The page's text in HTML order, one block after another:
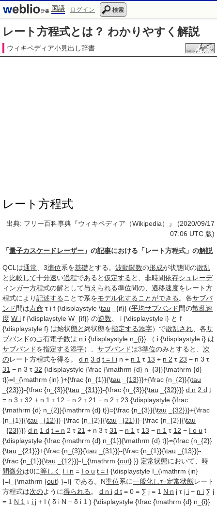
国語 ログイン 検索
レート方程式とは？ わかりやすく解説
ウィキペディア小見出し辞書
レート方程式
出典: フリー百科事典『ウィキペディア（Wikipedia）』 (2020/09/17
07:06 UTC 版)
「量子カスケードレーザー 」の記事における「レート方程式」の解説
QCLは通常 、3準位系を基礎とする。 波動関数の形成が状態間の散乱
と 比較して十分速い過程であると仮定する と、 非時間依存シュレーデ
ィンガー方程式の解として与えられる準位間の、 遷移速度をレート方
程式により記述する ことで系をモデル化することができる 。各サブバ
ンド 間は寿命 τ i f {\displaystyle \tau _{if}} (平均サブバンド 間の散乱速
度 W i f {\displaystyle W_{if}} の逆数 、 i {\displaystyle i} と f
{\displaystyle f} は始状態と終状態を指定する添字）で散乱され 、各サ
ブバンドの占有電子数は n i {\displaystyle n_{i}} （ i {\displaystyle i} は
サブバンドを指定する添字）、 サブバンドは3準位のみとすると、 次
のレート方程式を得る。 d n 3 d t = I i n + n 1 τ 13 + n 2 τ 23 − n 3 τ
31 − n 3 τ 32 {\displaystyle {\frac {\mathrm {d} n_{3}}{\mathrm {d}
t}}=I_{\mathrm {in} }+{\frac {n_{1}}{\tau _{13}}}+{\frac {n_{2}}{\tau
_{23}}}-{\frac {n_{3}}{\tau _{31}}}-{\frac {n_{3}}{\tau _{32}}}} d n 2 d t
= n 3 τ 32 + n 1 τ 12 − n 2 τ 21 − n 2 τ 23 {\displaystyle {\frac
{\mathrm {d} n_{2}}{\mathrm {d} t}}={\frac {n_{3}}{\tau _{32}}}+{\frac
{n_{1}}{\tau _{12}}}-{\frac {n_{2}}{\tau _{21}}}-{\frac {n_{2}}{\tau
_{23}}}} d n 1 d t = n 2 τ 21 + n 3 τ 31 − n 1 τ 13 − n 1 τ 12 − I o u t
{\displaystyle {\frac {\mathrm {d} n_{1}}{\mathrm {d} t}}={\frac {n_{2}}
{\tau _{21}}}+{\frac {n_{3}}{\tau _{31}}}-{\frac {n_{1}}{\tau _{13}}}-
{\frac {n_{1}}{\tau _{12}}}-I_{\mathrm {out} }} 定常状態において、 時
間微分は0に等しく I i n = I o u t = I {\displaystyle I_{\mathrm {in}
}=I_{\mathrm {out} }=I} である。N準位系に一般化した定常状態レート
方程式は次のように得られる 。 d n i d t = 0 = ∑ j = 1 N n j τ j i − n i ∑ j
= 1 N 1 τ i j + I ( δ i N − δ i 1 ) {\displaystyle {\frac {\mathrm {d} n_{i}}